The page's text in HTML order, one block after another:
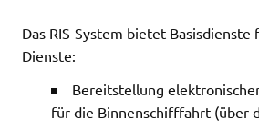
Das RIS-System bietet
Dienste:
Bereitstellung
für die Binnenschifffahrt (über